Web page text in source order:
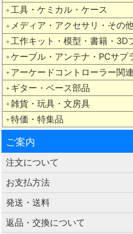
＋ 工具・ケミカル・ケース
＋ メディア・アクセサリ・その
＋ 工作キット・模型・書籍・3D
＋ ケーブル・アンテナ・PCサプ
＋ アーケードコントローラー関
＋ ギター・ベース部品
＋ 雑貨・玩具・文房具
＋ 特価・特集品
ご案内
注文について
お支払方法
発送・送料
返品・交換について